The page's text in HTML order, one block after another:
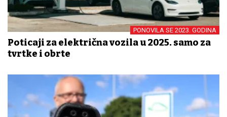
PONOVILA SE 2023. GODINA
Poticaji za električna vozila u 2025. samo za
tvrtke i obrte